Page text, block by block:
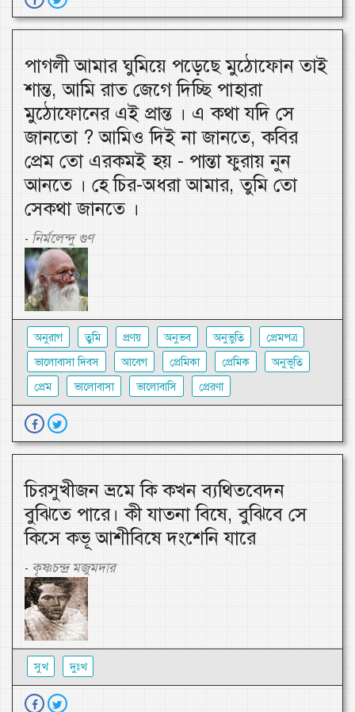
পাগলী আমার ঘুমিয়ে পড়েছে মুঠোফোন তাই
শান্ত, আমি রাত জেগে দিচ্ছি পাহারা
মুঠোফোনের এই প্রান্ত । এ কথা যদি সে
জানতো ? আমিও দিই না জানতে, কবির
প্রেম তো এরকমই হয় - পান্তা ফুরায় নুন
আনতে । হে চির-অধরা আমার, তুমি তো
সেকথা জানতে ।
- নির্মলেন্দু গুণ
অনুরাগ তুমি প্রণয় অনুভব অনুভুতি
প্রেমপত্র
ভালোবাসা দিবস
আবেগ প্রেমিকা প্রেমিক
অনুভূতি
প্রেম
ভালোবাসা ভালোবাসি প্রেরণা
চিরসুখীজন ভ্রমে কি কখন ব্যথিতবেদন
বুঝিতে পারে। কী যাতনা বিষে, বুঝিবে সে
কিসে কভূ আশীবিষে দংশেনি যারে
- কৃষ্ণচন্দ্র মজুমদার
সুখ দুঃখ